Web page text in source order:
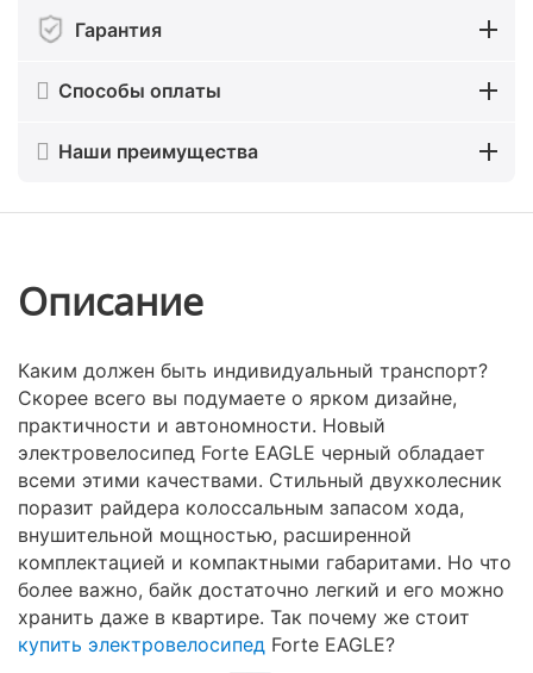
Гарантия
Способы оплаты
Наши преимущества
Описание
Каким должен быть индивидуальный транспорт?
Скорее всего вы подумаете о ярком дизайне,
практичности и автономности. Новый
электровелосипед Forte EAGLE черный обладает
всеми этими качествами. Стильный двухколесник
поразит райдера колоссальным запасом хода,
внушительной мощностью, расширенной
комплектацией и компактными габаритами. Но что
более важно, байк достаточно легкий и его можно
хранить даже в квартире. Так почему же стоит
купить электровелосипед Forte EAGLE?